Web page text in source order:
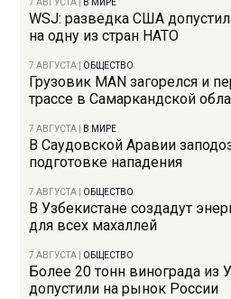
7 АВГУСТА В МИРЕ
WSJ: разведка США
на одну из стран НАТО
7 АВГУСТА ОБЩЕСТВО
Грузовик MAN загорелся и
трассе в Самаркандской
7 АВГУСТА В МИРЕ
В Саудовской Аравии
подготовке нападения
7 АВГУСТА ОБЩЕСТВО
В Узбекистане создадут
для всех махаллей
7 АВГУСТА ОБЩЕСТВО
Более 20 тонн винограда из
допустили на рынок России